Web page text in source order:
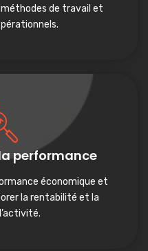
méthodes de travail et
performance
économique et
la rentabilité et la